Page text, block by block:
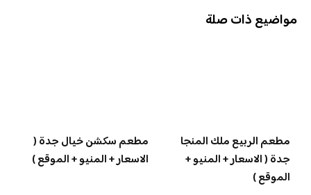
مواضيع ذات صلة
مطعم الربيع ملك المنجا
جدة ( الاسعار + المنيو +
الموقع )
مطعم سكشن خيال جدة (
الاسعار + المنيو + الموقع )